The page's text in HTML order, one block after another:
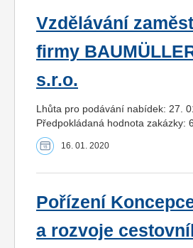
Vzdělávání
firmy
s.r.o.
Lhůta pro podávání nabídek: 27.
Předpokládaná hodnota zakázky:
16. 01. 2020
Pořízení
a rozvoje